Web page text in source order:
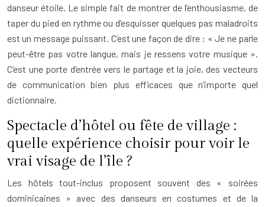
danseur étoile. Le simple fait de montrer de l’enthousiasme, de
taper du pied en rythme ou d’esquisser quelques pas maladroits
est un message puissant. C’est une façon de dire : « Je ne parle
peut-être pas votre langue, mais je ressens votre musique ».
C’est une porte d’entrée vers le partage et la joie, des vecteurs
de communication bien plus efficaces que n’importe quel
dictionnaire.
Spectacle d’hôtel ou fête de village :
quelle expérience choisir pour voir le
vrai visage de l’île ?
Les hôtels tout-inclus proposent souvent des « soirées
dominicaines » avec des danseurs en costumes et de la